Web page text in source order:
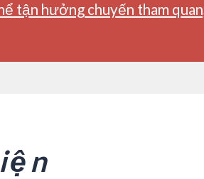
tận hưởng chuyến tham